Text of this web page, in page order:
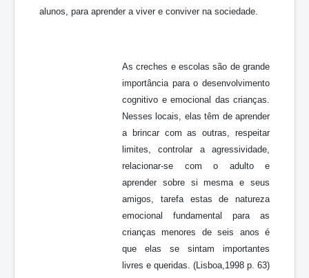
alunos, para aprender a viver e conviver na sociedade.
As creches e escolas são de grande
importância para o desenvolvimento
cognitivo e emocional das crianças.
Nesses locais, elas têm de aprender
a brincar com as outras, respeitar
limites, controlar a agressividade,
relacionar-se com o adulto e
aprender sobre si mesma e seus
amigos, tarefa estas de natureza
emocional fundamental para as
crianças menores de seis anos é
que elas se sintam importantes
livres e queridas. (Lisboa,1998 p. 63)